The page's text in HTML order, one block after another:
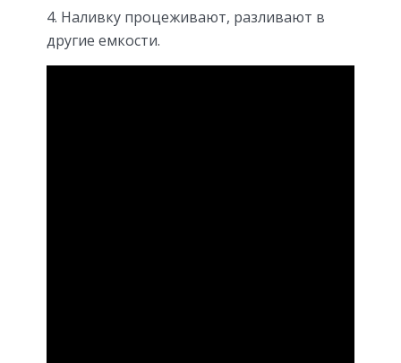
Наливку процеживают, разливают в
другие емкости.